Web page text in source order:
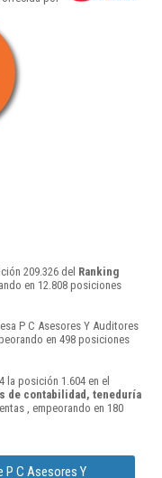
209.326 del Ranking
en 12.808 posiciones
P C Asesores Y Auditores
en 498 posiciones
la posición 1.604 en el
de contabilidad, teneduría
, empeorando en 180
C Asesores Y